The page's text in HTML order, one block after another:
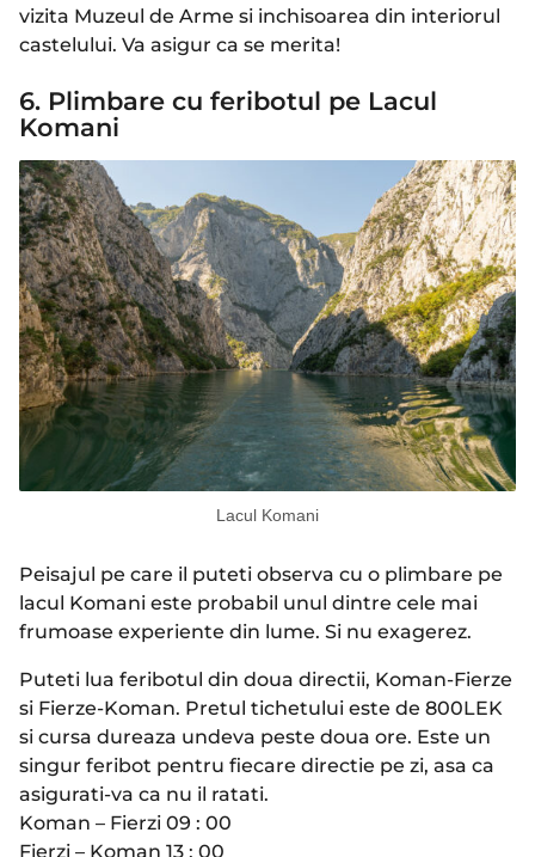
vizita Muzeul de Arme si inchisoarea din interiorul
castelului. Va asigur ca se merita!
6. Plimbare cu feribotul pe Lacul
Komani
Lacul Komani
Peisajul pe care il puteti observa cu o plimbare pe
lacul Komani este probabil unul dintre cele mai
frumoase experiente din lume. Si nu exagerez.
Puteti lua feribotul din doua directii, Koman-Fierze
si Fierze-Koman. Pretul tichetului este de 800LEK
si cursa dureaza undeva peste doua ore. Este un
singur feribot pentru fiecare directie pe zi, asa ca
asigurati-va ca nu il ratati.
Koman – Fierzi 09 : 00
Fierzi – Koman 13 : 00